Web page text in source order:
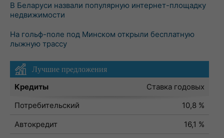
В Беларуси назвали популярную интернет-площадку
недвижимости
На гольф-поле под Минском открыли бесплатную
лыжную трассу
Лучшие предложения
Кредиты
Ставка годовых
Потребительский
10,8 %
Автокредит
16,1 %